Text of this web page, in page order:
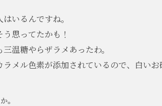
いるんですね。
思ってたかも！
温糖やらザラメあったわ。
メル色素が添加されているので、白い
。